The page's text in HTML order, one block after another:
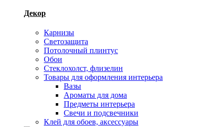
Декор
Карнизы
Светозащита
Потолочный плинтус
Обои
Стеклохолст, флизелин
Товары для оформления интерьера
Вазы
Ароматы для дома
Предметы интерьера
Свечи и подсвечники
Клей для обоев, аксессуары